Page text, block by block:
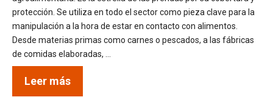
protección. Se utiliza en todo el sector como pieza clave para la
manipulación a la hora de estar en contacto con alimentos.
Desde materias primas como carnes o pescados, a las fábricas
de comidas elaboradas, …
Leer más